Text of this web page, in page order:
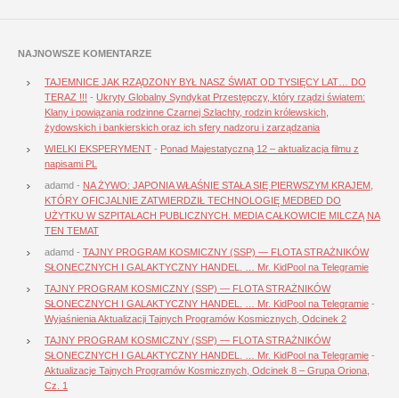
NAJNOWSZE KOMENTARZE
TAJEMNICE JAK RZĄDZONY BYŁ NASZ ŚWIAT OD TYSIĘCY LAT… DO
TERAZ !!! - Ukryty Globalny Syndykat Przestępczy, który rządzi światem:
Klany i powiązania rodzinne Czarnej Szlachty, rodzin królewskich,
żydowskich i bankierskich oraz ich sfery nadzoru i zarządzania
WIELKI EKSPERYMENT - Ponad Majestatyczną 12 – aktualizacja filmu z
napisami PL
adamd - NA ŻYWO: JAPONIA WŁAŚNIE STAŁA SIĘ PIERWSZYM KRAJEM,
KTÓRY OFICJALNIE ZATWIERDZIŁ TECHNOLOGIĘ MEDBED DO
UŻYTKU W SZPITALACH PUBLICZNYCH. MEDIA CAŁKOWICIE MILCZĄ NA
TEN TEMAT
adamd - TAJNY PROGRAM KOSMICZNY (SSP) — FLOTA STRAŻNIKÓW
SŁONECZNYCH I GALAKTYCZNY HANDEL. … Mr. KidPool na Telegramie
TAJNY PROGRAM KOSMICZNY (SSP) — FLOTA STRAŻNIKÓW
SŁONECZNYCH I GALAKTYCZNY HANDEL. … Mr. KidPool na Telegramie -
Wyjaśnienia Aktualizacji Tajnych Programów Kosmicznych, Odcinek 2
TAJNY PROGRAM KOSMICZNY (SSP) — FLOTA STRAŻNIKÓW
SŁONECZNYCH I GALAKTYCZNY HANDEL. … Mr. KidPool na Telegramie -
Aktualizacje Tajnych Programów Kosmicznych, Odcinek 8 – Grupa Oriona,
Cz. 1